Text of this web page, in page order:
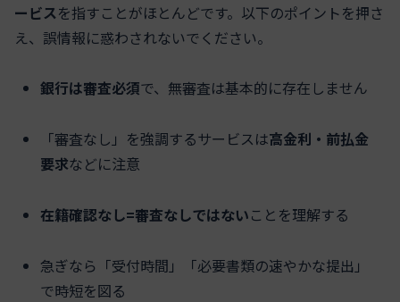
ービスを指すことがほとんどです。以下のポイントを押さ
え、誤情報に惑わされないでください。
銀行は審査必須で、無審査は基本的に存在しません
「審査なし」を強調するサービスは高金利・前払金
要求などに注意
在籍確認なし=審査なしではないことを理解する
急ぎなら「受付時間」「必要書類の速やかな提出」
で時短を図る